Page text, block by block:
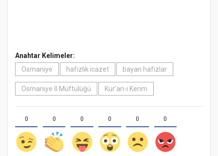
Anahtar Kelimeler:
Osmaniye
hafızlık icazet bayan hafızlar
Osmaniye İl Müftülüğü Kur’an-ı Kerim
0 0 0 0 0 0